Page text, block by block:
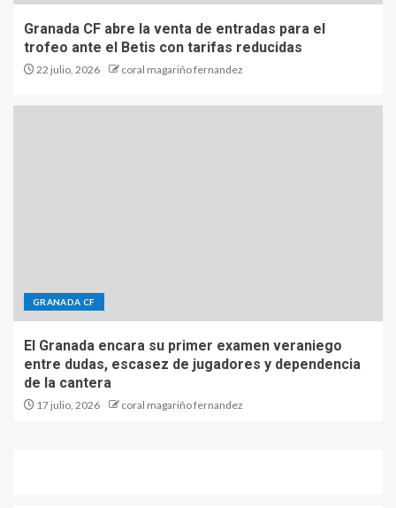
Granada CF abre la venta de entradas para el
trofeo ante el Betis con tarifas reducidas
22 julio, 2026 coral magariño fernandez
GRANADA CF
El Granada encara su primer examen veraniego
entre dudas, escasez de jugadores y dependencia
de la cantera
17 julio, 2026 coral magariño fernandez